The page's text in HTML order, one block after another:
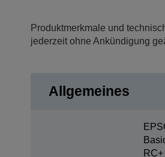
Produktmerkmale und
jederzeit ohne Ankündigung
Allgemeines